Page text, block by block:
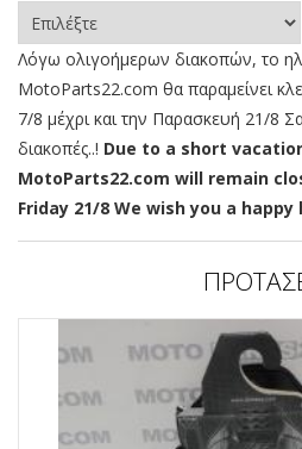
Λόγω ολιγοήμερων διακοπών, το
MotoParts22.com θα παραμείνει
7/8 μέχρι και την Παρασκευή 21/8
διακοπές..! Due to a short
MotoParts22.com will remain
Friday 21/8 We wish you a happy